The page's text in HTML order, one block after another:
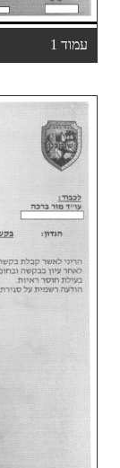
עמוד 1